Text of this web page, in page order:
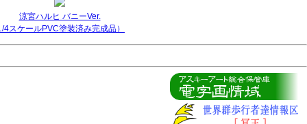
涼宮ハルヒ バニーVer.
4スケールPVC塗装済み完成品）